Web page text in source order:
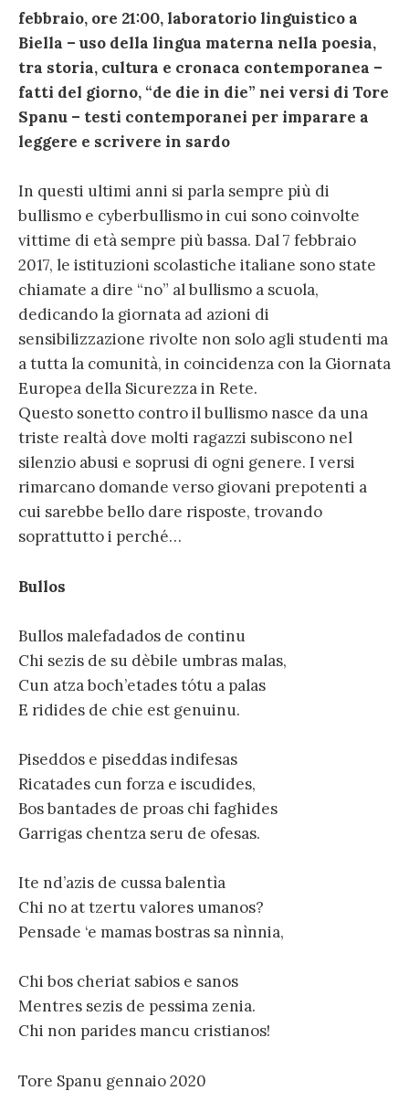
febbraio, ore 21:00, laboratorio linguistico a
Biella – uso della lingua materna nella poesia,
tra storia, cultura e cronaca contemporanea –
fatti del giorno, “de die in die” nei versi di Tore
Spanu – testi contemporanei per imparare a
leggere e scrivere in sardo
In questi ultimi anni si parla sempre più di
bullismo e cyberbullismo in cui sono coinvolte
vittime di età sempre più bassa. Dal 7 febbraio
2017, le istituzioni scolastiche italiane sono state
chiamate a dire “no” al bullismo a scuola,
dedicando la giornata ad azioni di
sensibilizzazione rivolte non solo agli studenti ma
a tutta la comunità, in coincidenza con la Giornata
Europea della Sicurezza in Rete.
Questo sonetto contro il bullismo nasce da una
triste realtà dove molti ragazzi subiscono nel
silenzio abusi e soprusi di ogni genere. I versi
rimarcano domande verso giovani prepotenti a
cui sarebbe bello dare risposte, trovando
soprattutto i perché…
Bullos
Bullos malefadados de continu
Chi sezis de su dèbile umbras malas,
Cun atza boch’etades tótu a palas
E ridides de chie est genuinu.
Piseddos e piseddas indifesas
Ricatades cun forza e iscudides,
Bos bantades de proas chi faghides
Garrigas chentza seru de ofesas.
Ite nd’azis de cussa balentìa
Chi no at tzertu valores umanos?
Pensade ‘e mamas bostras sa nìnnia,
Chi bos cheriat sabios e sanos
Mentres sezis de pessima zenia.
Chi non parides mancu cristianos!
Tore Spanu gennaio 2020